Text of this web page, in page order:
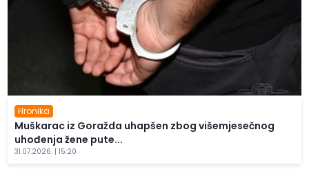
Hronika
Muškarac iz Goražda uhapšen zbog višemjesečnog
uhođenja žene pute...
31.07.2026. | 15:20